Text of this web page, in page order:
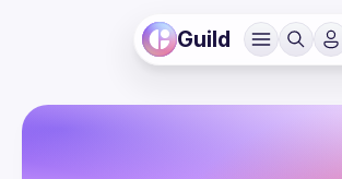
Guild